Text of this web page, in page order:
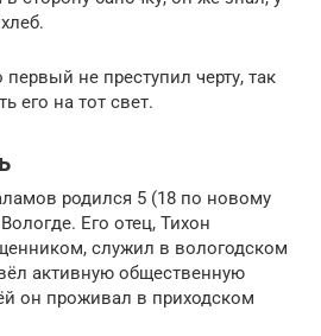
не преступил черту, так
его на тот свет.
родился 5 (18 по новому
Его отец, Тихон
служил в вологодском
активную общественную
он проживал в приходском